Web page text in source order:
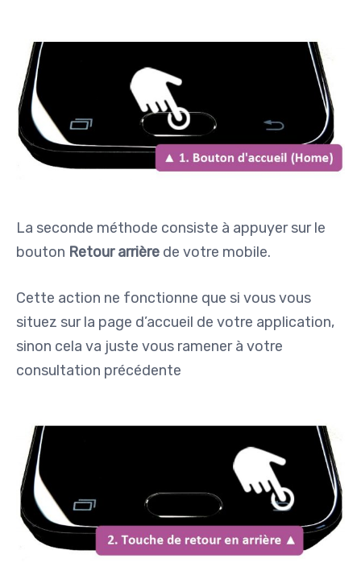
La seconde méthode consiste à appuyer sur le
bouton Retour arrière de votre mobile.
Cette action ne fonctionne que si vous vous
situez sur la page d’accueil de votre application,
sinon cela va juste vous ramener à votre
consultation précédente